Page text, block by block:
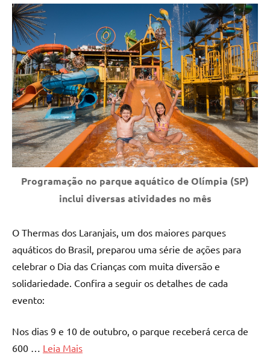
Fachin
Comentário
Programação no parque aquático de Olímpia (SP)
inclui diversas atividades no mês
O Thermas dos Laranjais, um dos maiores parques
aquáticos do Brasil, preparou uma série de ações para
celebrar o Dia das Crianças com muita diversão e
solidariedade. Confira a seguir os detalhes de cada
evento:
Nos dias 9 e 10 de outubro, o parque receberá cerca de
600 … Leia Mais